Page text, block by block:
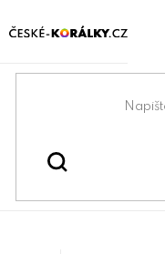
na
Domů
Swarovski® & lůžka
Tvarové kameny /